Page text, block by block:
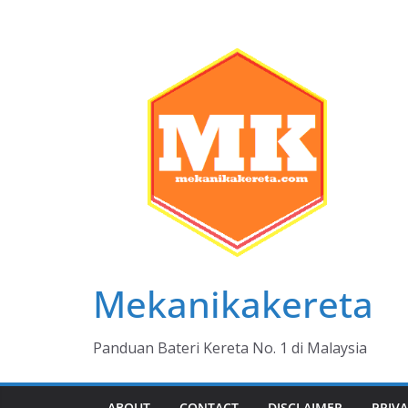
Mekanikakereta
Panduan Bateri Kereta No. 1 di Malaysia